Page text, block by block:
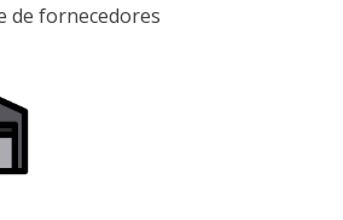
de fornecedores